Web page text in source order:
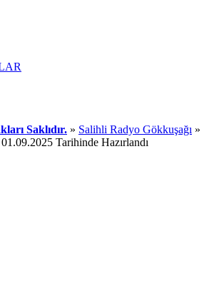
Saklıdır. » Salihli Radyo Gökkuşağı »
01.09.2025 Tarihinde Hazırlandı